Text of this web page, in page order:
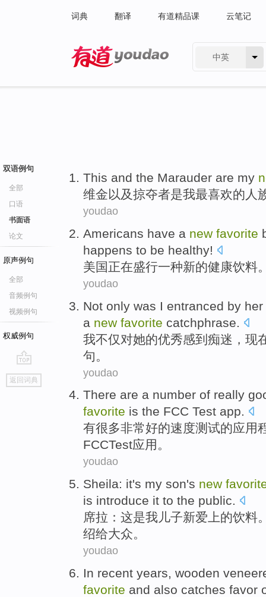
词典 翻译 有道精品课 云笔记
中英
双语例句
全部
口语
书面语
论文
原声例句
全部
音频例句
视频例句
权威例句
go
top
返回词典
This and the Marauder are my
维金以及掠夺者是我最喜欢的 人
youdao
Americans have a new favorite
happens to be healthy!
美国正在盛行一种新的健康饮料
youdao
Not only was I entranced by her
a new favorite catchphrase
我不仅对她的优秀感到痴迷， 现
句 。
youdao
There are a number of really
favorite is the FCC Test app.
有很多非常好的速度测试的应用
FCCTest应用 。
youdao
Sheila: it's my son's new
is introduce it to the public.
席拉 ： 这是我 儿子新爱上的饮料
绍给大众。
youdao
In recent years, wooden
favorite and also catches favor